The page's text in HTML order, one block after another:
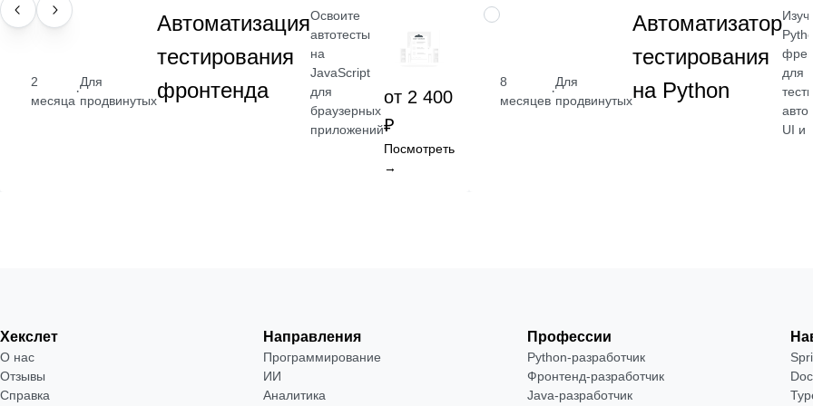
НАВЫК
2
месяца
·
Для
продвинутых
Автоматизация
тестирования
фронтенда
Освоите
автотесты
на
JavaScript
для
браузерных
приложений
от 2 400
₽
Посмотреть
→
ПРОФЕССИЯ
8
месяцев
·
Для
продвинутых
Автоматизатор
тестирования
на Python
для
UI и
Хекслет
О нас
Отзывы
Справка
Направления
Программирование
ИИ
Аналитика
Профессии
Python-разработчик
Фронтенд-разработчик
Java-разработчик